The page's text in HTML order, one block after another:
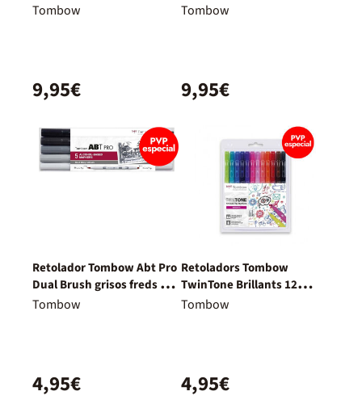
Tombow
9,95€
Tombow
9,95€
Retolador Tombow Abt Pro
Dual Brush grisos freds 5
colors
Tombow
4,95€
Retoladors Tombow
TwinTone Brillants 12
colors
Tombow
4,95€